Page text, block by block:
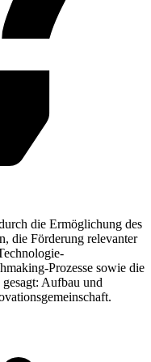
die Ermöglichung des
die Förderung relevanter
Prozesse sowie die
Aufbau und